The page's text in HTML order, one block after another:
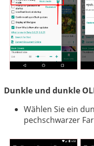
Dunkle und dunkle
Wählen Sie ein
pechschwarzer